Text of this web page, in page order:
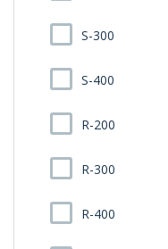
S-300
S-400
R-200
R-300
R-400